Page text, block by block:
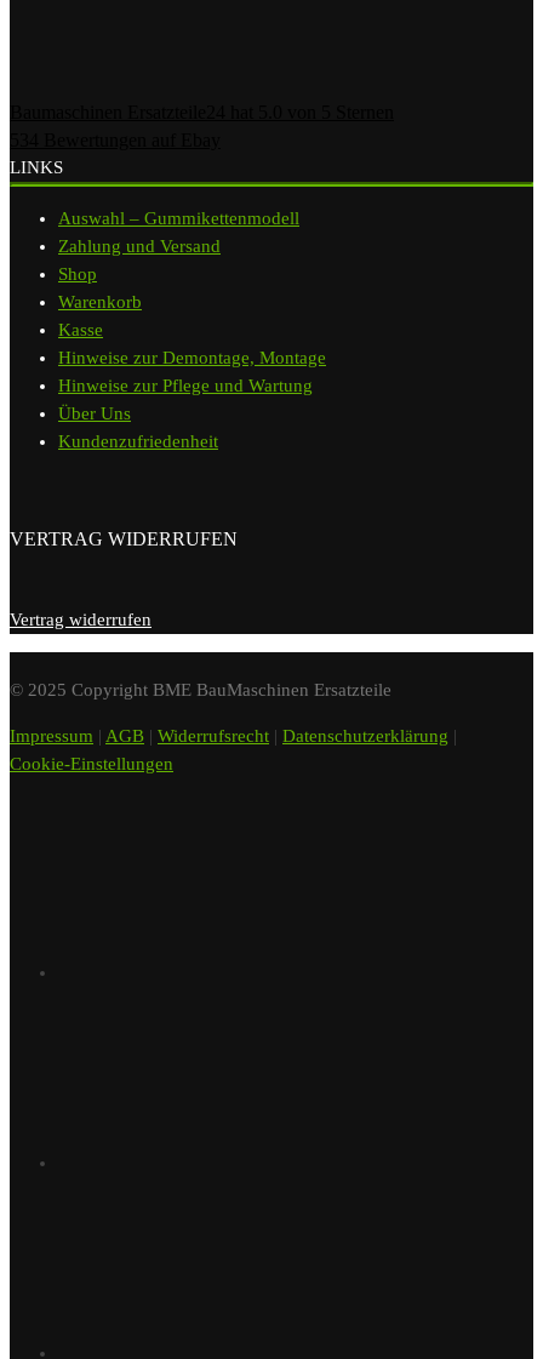
LINKS
Auswahl – Gummikettenmodell
Zahlung und Versand
Shop
Warenkorb
Kasse
Hinweise zur Demontage, Montage
Hinweise zur Pflege und Wartung
Über Uns
Kundenzufriedenheit
VERTRAG WIDERRUFEN
Vertrag widerrufen
© 2025 Copyright BME BauMaschinen Ersatzteile
Impressum | AGB | Widerrufsrecht | Datenschutzerklärung |
Cookie-Einstellungen